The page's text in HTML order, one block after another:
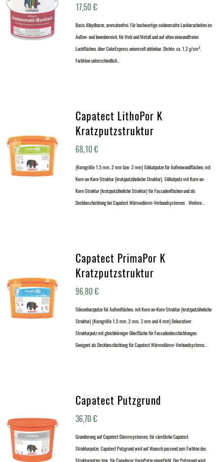
17,50€
Basis Alkydharze, aromatenfrei. Für hochwertige seidenmatte Lackierarbeiten im
Außen- und Innenbereich, für Holz und Metall und auf alten einwandfreien
Lackflächen, über ColorExpress universell abtönbar. Dichte: ca. 1,2 g/cm³,
Farbtöne unterschiedlich…
Capatect LithoPor K
Kratzputzstruktur
68,10€
(Korngröße 1,5 mm, 2 mm bzw. 3 mm) Silikatputze für Außenwandflächen, mit
Korn-an-Korn-Struktur (kratzputzähnliche Struktur). Silikatputz mit Korn-an-
Korn-Struktur (kratzputzähnliche Struktur) für Fassadenflächen und als
Deckbeschichtung bei Capatect Wärmedämm-Verbundsystemen. Weitere…
Capatect PrimaPor K
Kratzputzstruktur
96,80€
Siliconharzputze für Außenflächen, mit Korn-an-Korn-Struktur (kratzputzähnliche
Struktur) (Korngröße 1,5 mm, 2 mm, 3 mm und 4 mm) Dekorativer
Strukturputz mit gleichkörniger Oberfläche für Fassadenbeschichtungen.
Geeignet als Deckbeschichtung für Capatect Wärmedämm-Verbundsysteme…
Capatect Putzgrund
36,70€
Grundierung auf Capatect Dämmsystemen, für sämtliche Capatect
Strukturputze. Capatect Putzgrund wird auf Wunsch passend zum Farbton des
Strukturputzes bzw. für Capadecor VarioPutze eingefärbt. Der Putzgrund wird